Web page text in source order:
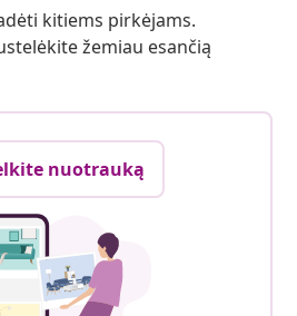
kitiems pirkėjams.
žemiau esančią
nuotrauką